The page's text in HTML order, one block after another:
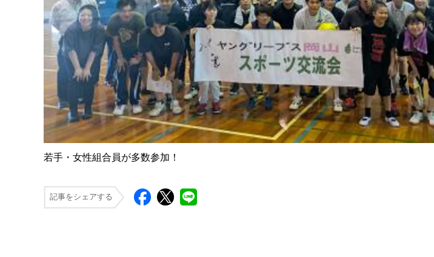
若手・女性組合員が多数参加！
記事をシェアする